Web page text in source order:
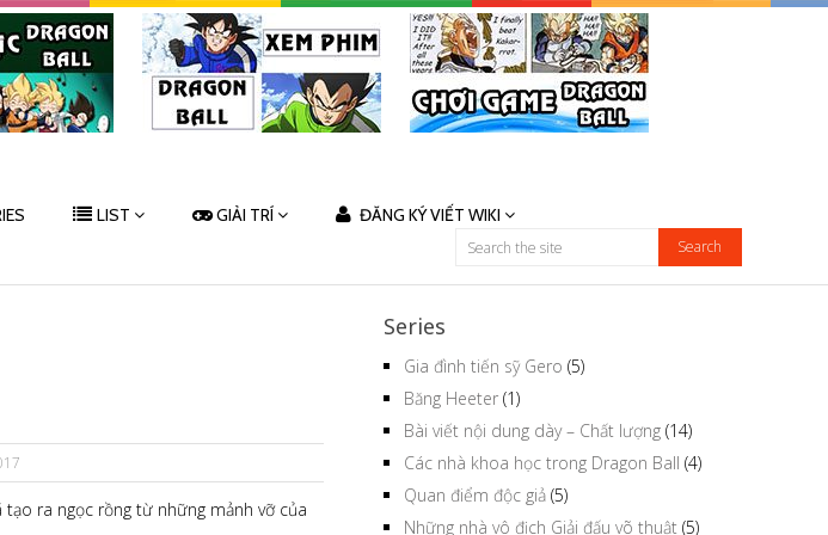
LIST GIẢI TRÍ ĐĂNG KÝ VIẾT WIKI
ra ngọc rồng từ những mảnh vỡ của
Series
Gia đình tiến sỹ Gero (5)
Băng Heeter (1)
Bài viết nội dung dày – Chất lượng (14)
Các nhà khoa học trong Dragon Ball (4)
Quan điểm độc giả (5)
Những nhà vô địch Giải đấu võ thuật (5)